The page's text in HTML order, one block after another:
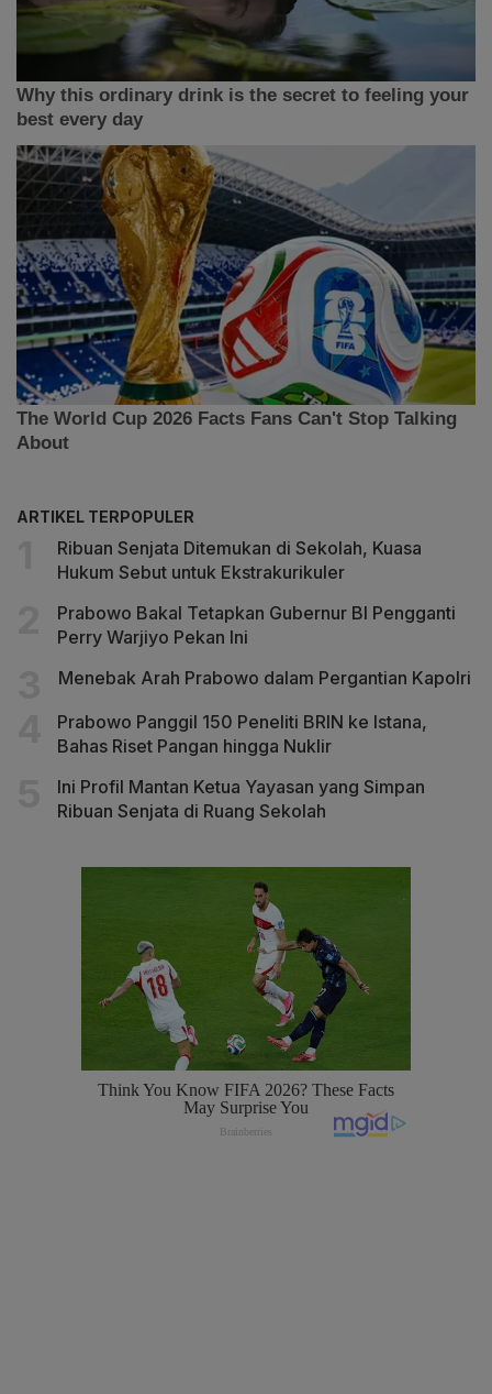
ARTIKEL TERPOPULER
Ribuan Senjata Ditemukan di Sekolah, Kuasa
Hukum Sebut untuk Ekstrakurikuler
Prabowo Bakal Tetapkan Gubernur BI Pengganti
Perry Warjiyo Pekan Ini
Menebak Arah Prabowo dalam Pergantian Kapolri
Prabowo Panggil 150 Peneliti BRIN ke Istana,
Bahas Riset Pangan hingga Nuklir
Ini Profil Mantan Ketua Yayasan yang Simpan
Ribuan Senjata di Ruang Sekolah